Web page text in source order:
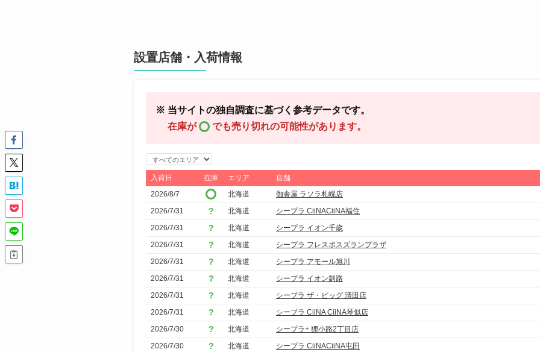
設置店舗・入荷情報
※ 当サイトの独自調査に基づく参考データです。
在庫が
でも売り切れの可能性があります。
エ
リ
ア
り
込
み
入荷日 在庫 エリア
店舗
2026/8/7
北海道
伽舎屋 ラソラ札幌店
2026/7/31
北海道
シープラ CiiNACiiNA福住
2026/7/31
北海道
シープラ イオン千歳
2026/7/31
北海道
シープラ フレスポスズランプラザ
2026/7/31
北海道
シープラ アモール旭川
2026/7/31
北海道
シープラ イオン釧路
2026/7/31
北海道
シープラ ザ・ビッグ 清田店
2026/7/31
北海道
シープラ CiiNA CiiNA琴似店
2026/7/30
北海道
シープラ+ 狸小路2丁目店
2026/7/30
北海道
シープラ CiiNACiiNA屯田